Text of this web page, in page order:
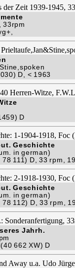
33rpm
D, < 1963
D
Geschichte
in german)
111) D, 33 rpm,
Geschichte
in german)
112) D, 33 rpm,
Jahrh.
662 XW) D